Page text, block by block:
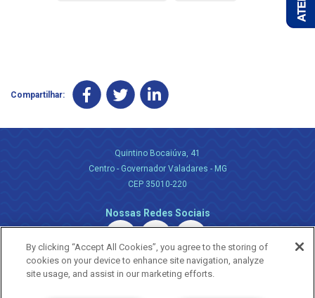
Compartilhar:
Quintino Bocaiúva, 41
Centro - Governador Valadares - MG
CEP 35010-220
Nossas Redes Sociais
By clicking “Accept All Cookies”, you agree to the storing of
cookies on your device to enhance site navigation, analyze
site usage, and assist in our marketing efforts.